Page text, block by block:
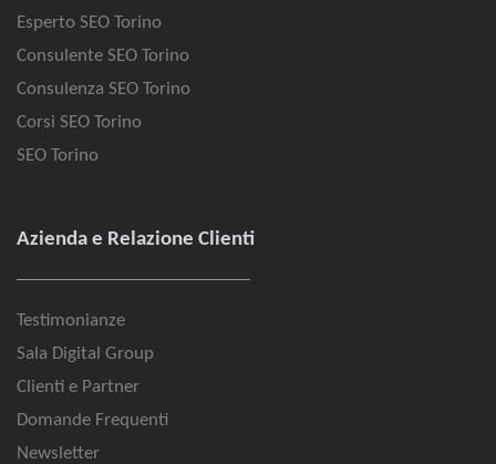
Esperto SEO Torino
Consulente SEO Torino
Consulenza SEO Torino
Corsi SEO Torino
SEO Torino
Azienda e Relazione Clienti
Testimonianze
Sala Digital Group
Clienti e Partner
Domande Frequenti
Newsletter